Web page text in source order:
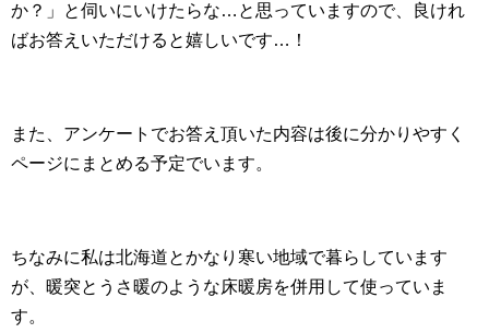
か？」と伺いにいけたらな…と思っていますので、良けれ
ばお答えいただけると嬉しいです…！
また、アンケートでお答え頂いた内容は後に分かりやすく
ページにまとめる予定でいます。
ちなみに私は北海道とかなり寒い地域で暮らしています
が、暖突とうさ暖のような床暖房を併用して使っていま
す。